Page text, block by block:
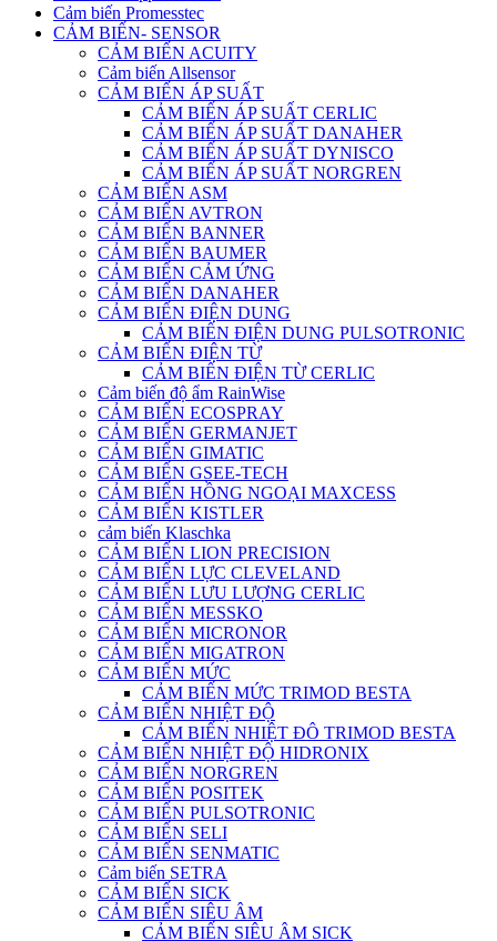
Cảm biến Promesstec
CẢM BIẾN- SENSOR
CẢM BIẾN ACUITY
Cảm biến Allsensor
CẢM BIẾN ÁP SUẤT
CẢM BIẾN ÁP SUẤT CERLIC
CẢM BIẾN ÁP SUẤT DANAHER
CẢM BIẾN ÁP SUẤT DYNISCO
CẢM BIẾN ÁP SUẤT NORGREN
CẢM BIẾN ASM
CẢM BIẾN AVTRON
CẢM BIẾN BANNER
CẢM BIẾN BAUMER
CẢM BIẾN CẢM ỨNG
CẢM BIẾN DANAHER
CẢM BIẾN ĐIỆN DUNG
CẢM BIẾN ĐIỆN DUNG PULSOTRONIC
CẢM BIẾN ĐIỆN TỪ
CẢM BIẾN ĐIỆN TỪ CERLIC
Cảm biến độ ẩm RainWise
CẢM BIẾN ECOSPRAY
CẢM BIẾN GERMANJET
CẢM BIẾN GIMATIC
CẢM BIẾN GSEE-TECH
CẢM BIẾN HỒNG NGOẠI MAXCESS
CẢM BIẾN KISTLER
cảm biến Klaschka
CẢM BIẾN LION PRECISION
CẢM BIẾN LỰC CLEVELAND
CẢM BIẾN LƯU LƯỢNG CERLIC
CẢM BIẾN MESSKO
CẢM BIẾN MICRONOR
CẢM BIẾN MIGATRON
CẢM BIẾN MỨC
CẢM BIẾN MỨC TRIMOD BESTA
CẢM BIẾN NHIỆT ĐỘ
CẢM BIẾN NHIỆT ĐÔ TRIMOD BESTA
CẢM BIẾN NHIỆT ĐỘ HIDRONIX
CẢM BIẾN NORGREN
CẢM BIẾN POSITEK
CẢM BIẾN PULSOTRONIC
CẢM BIẾN SELI
CẢM BIẾN SENMATIC
Cảm biến SETRA
CẢM BIẾN SICK
CẢM BIẾN SIÊU ÂM
CẢM BIẾN SIÊU ÂM SICK